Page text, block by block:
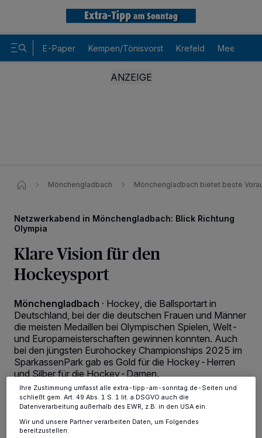
E-Paper Kempen/Tönisvorst Krefeld Meerbusch
Mönchengladbach Mönchengladbach bietet beste
Netzwerkabend in Mönchengladbach: Blick Richtung
Olympia
Klare Vision für den
Hockeysport
Mönchengladbach · Hockey, die Ballsportart in
Deutschland, bei der die deutschen Frauen und Männer
die meisten Medaillen bei Olympischen Spielen, Welt-
und Europameisterschaften gewinnen konnten. Auch
bei den jüngsten Eurohockey Championships 2025 im
SparkassenPark gab es Gold für die Hockey-Herren
und Silber für die Hockey-Damen.
20.08.2025 , 08:20 Uhr 2 Minuten Lesezeit
Wir und unsere
-Partner speichern und greifen auf
personenbezogene Daten wie Browserdaten oder eindeutige
Tracking-Technologien für die unter „Wir und unsere Partner
verarbeiten Daten, um Ihnen Dienste bereitzustellen“ aufgeführten
Zwecke. Wenn Tracker deaktiviert sind, sind manche Inhalte und
Anzeigen möglicherweise nicht mehr so relevant für Sie. Sie können
dieses Menü jederzeit wieder aufrufen, um Ihre Einstellungen zu
ändern oder Ihre Einwilligung zu widerrufen, indem Sie auf den Link
Einstellungen oder Ablehnen am unteren Rand der Webseite klicken.
Ihre Einstellungen gelten innerhalb unseres Website. Weitere
Informationen finden Sie in unserer Datenschutzerklärung.
Ihre Zustimmung umfasst alle extra-tipp-am-sonntag.de-Seiten und
schließt gem. Art. 49 Abs. 1 S. 1 lit. a DSGVO auch die
Datenverarbeitung außerhalb des EWR, z.B. in den USA ein.
Wir und unsere Partner verarbeiten Daten, um Folgendes
bereitzustellen: